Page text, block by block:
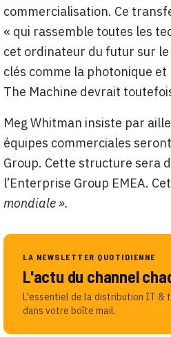
commercialisation. Ce
« qui rassemble toutes les
cet ordinateur du futur sur
clés comme la photonique
The Machine devrait
Meg Whitman insiste par
équipes commerciales
Group. Cette structure sera
l’Enterprise Group EMEA.
mondiale ».
LA NEWSLETTER QUOTIDIENNE
L'actu du channel
L'essentiel de la distribution IT &
dans votre boîte mail.